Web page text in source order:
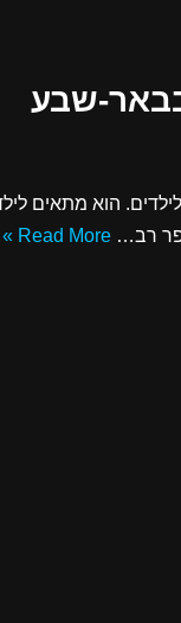
שבע
רב… Read More »